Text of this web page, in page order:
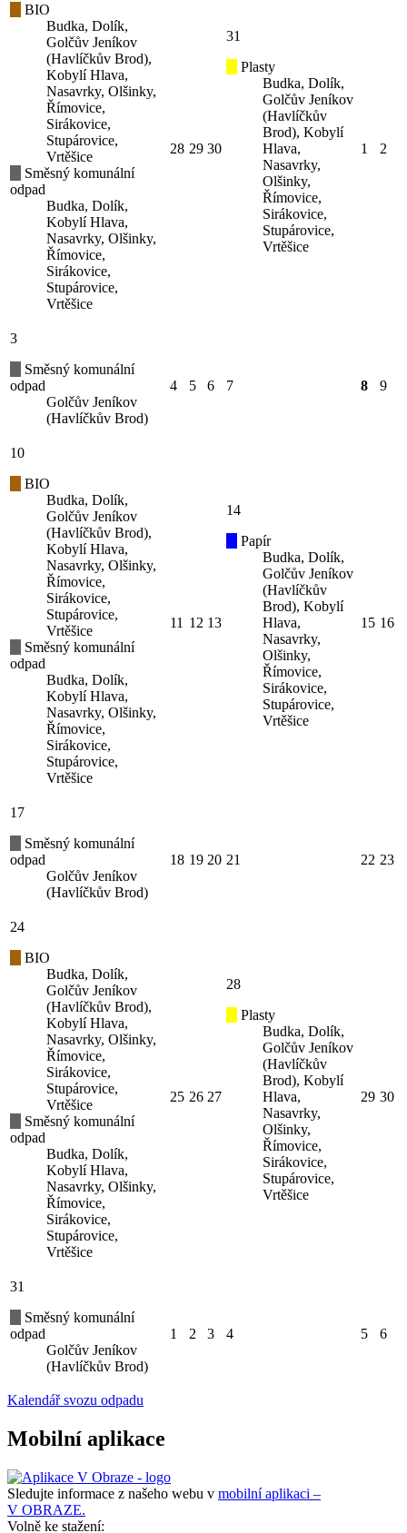
BIO
Budka, Dolík,
Golčův Jeníkov
(Havlíčkův Brod),
Kobylí Hlava,
Nasavrky, Olšinky,
Římovice,
Sirákovice,
Stupárovice,
Vrtěšice
Směsný komunální
odpad
Budka, Dolík,
Kobylí Hlava,
Nasavrky, Olšinky,
Římovice,
Sirákovice,
Stupárovice,
Vrtěšice
28 29 30
31
Plasty
Budka, Dolík,
Golčův Jeníkov
(Havlíčkův
Brod), Kobylí
Hlava,
Nasavrky,
Olšinky,
Římovice,
Sirákovice,
Stupárovice,
Vrtěšice
1 2
3
Směsný komunální
odpad
Golčův Jeníkov
(Havlíčkův Brod)
4 5 6 7 8 9
10
BIO
Budka, Dolík,
Golčův Jeníkov
(Havlíčkův Brod),
Kobylí Hlava,
Nasavrky, Olšinky,
Římovice,
Sirákovice,
Stupárovice,
Vrtěšice
Směsný komunální
odpad
Budka, Dolík,
Kobylí Hlava,
Nasavrky, Olšinky,
Římovice,
Sirákovice,
Stupárovice,
Vrtěšice
11 12 13
14
Papír
Budka, Dolík,
Golčův Jeníkov
(Havlíčkův
Brod), Kobylí
Hlava,
Nasavrky,
Olšinky,
Římovice,
Sirákovice,
Stupárovice,
Vrtěšice
15 16
17
Směsný komunální
odpad
Golčův Jeníkov
(Havlíčkův Brod)
18 19 20 21 22 23
24
BIO
Budka, Dolík,
Golčův Jeníkov
(Havlíčkův Brod),
Kobylí Hlava,
Nasavrky, Olšinky,
Římovice,
Sirákovice,
Stupárovice,
Vrtěšice
Směsný komunální
odpad
Budka, Dolík,
Kobylí Hlava,
Nasavrky, Olšinky,
Římovice,
Sirákovice,
Stupárovice,
Vrtěšice
25 26 27
28
Plasty
Budka, Dolík,
Golčův Jeníkov
(Havlíčkův
Brod), Kobylí
Hlava,
Nasavrky,
Olšinky,
Římovice,
Sirákovice,
Stupárovice,
Vrtěšice
29 30
31
Směsný komunální
odpad
Golčův Jeníkov
(Havlíčkův Brod)
1 2 3 4 5 6
Kalendář svozu odpadu
Mobilní aplikace
Sledujte informace z našeho webu v mobilní aplikaci –
V OBRAZE.
Volně ke stažení: